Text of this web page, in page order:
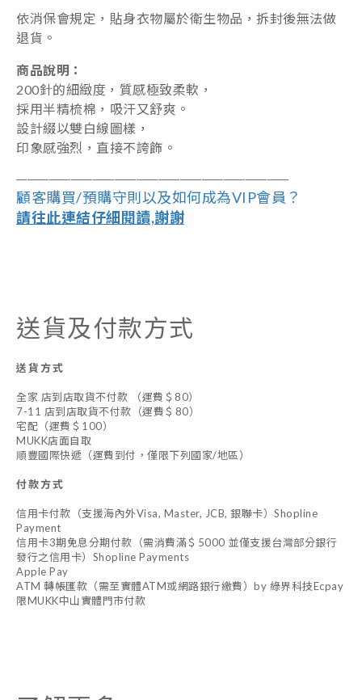
依消保會規定，貼身衣物屬於衛生物品，拆封後無法做
退貨。
商品說明：
200針的細緻度， 質感極致柔軟，
採用半精梳棉，吸汗又舒爽。
設計綴以雙白線圖樣，
印象感強烈，直接不誇飾。
―――――――――――――――――――――――――
顧客購買/預購守則以及如何成為VIP會員？
請往此連結仔細閱讀,謝謝
送貨及付款方式
送貨方式
全家 店到店取貨不付款 （運費＄80）
7-11 店到店取貨不付款（運費＄80）
宅配（運費＄100）
MUKK店面自取
順豐國際快遞（運費到付，僅限下列國家/地區）
付款方式
信用卡付款（支援海內外Visa, Master, JCB, 銀聯卡）Shopline
Payment
信用卡3期免息分期付款（需消費滿＄5000 並僅支援台灣部分銀行
發行之信用卡）Shopline Payments
Apple Pay
ATM 轉帳匯款（需至實體ATM或網路銀行繳費）by 綠界科技Ecpay
限MUKK中山實體門市付款